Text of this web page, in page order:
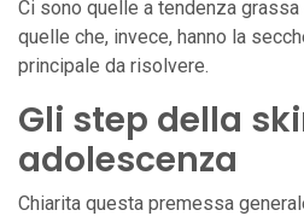
Ci sono quelle a tendenza grassa
quelle che, invece, hanno la
principale da risolvere.
Gli step della
adolescenza
Chiarita questa premessa